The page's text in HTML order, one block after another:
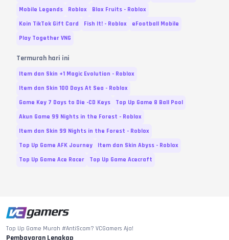
Mobile Legends
Roblox
Blox Fruits - Roblox
Koin TikTok Gift Card
Fish It! - Roblox
eFootball Mobile
Play Together VNG
Termurah hari ini
Item dan Skin +1 Magic Evolution - Roblox
Item dan Skin 100 Days At Sea - Roblox
Game Key 7 Days to Die -CD Keys
Top Up Game 8 Ball Pool
Akun Game 99 Nights in the Forest - Roblox
Item dan Skin 99 Nights in the Forest - Roblox
Top Up Game AFK Journey
Item dan Skin Abyss - Roblox
Top Up Game Ace Racer
Top Up Game Acecraft
Top Up Game Murah #AntiScam? VCGamers Aja!
Pembayaran Lengkap